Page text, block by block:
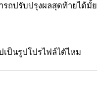
รถปรับปรุงผลสุดท้ายได้มั้ย
เป็นรูปโปรไฟล์ได้ไหม